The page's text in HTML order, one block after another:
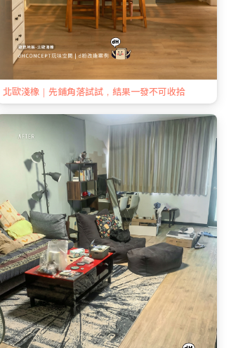
北歐淺橡｜先鋪角落試試，結果一發不可收拾